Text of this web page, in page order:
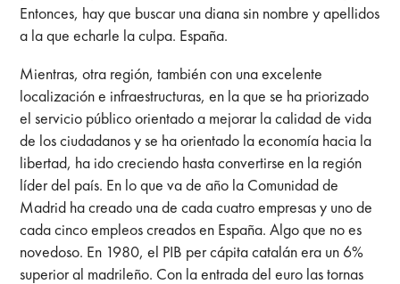
Entonces, hay que buscar una diana sin nombre y apellidos
a la que echarle la culpa. España.
Mientras, otra región, también con una excelente
localización e infraestructuras, en la que se ha priorizado
el servicio público orientado a mejorar la calidad de vida
de los ciudadanos y se ha orientado la economía hacia la
libertad, ha ido creciendo hasta convertirse en la región
líder del país. En lo que va de año la Comunidad de
Madrid ha creado una de cada cuatro empresas y uno de
cada cinco empleos creados en España. Algo que no es
novedoso. En 1980, el PIB per cápita catalán era un 6%
superior al madrileño. Con la entrada del euro las tornas